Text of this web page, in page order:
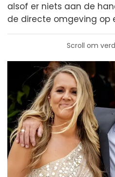
alsof er niets aan de
de directe omgeving op
Scroll om